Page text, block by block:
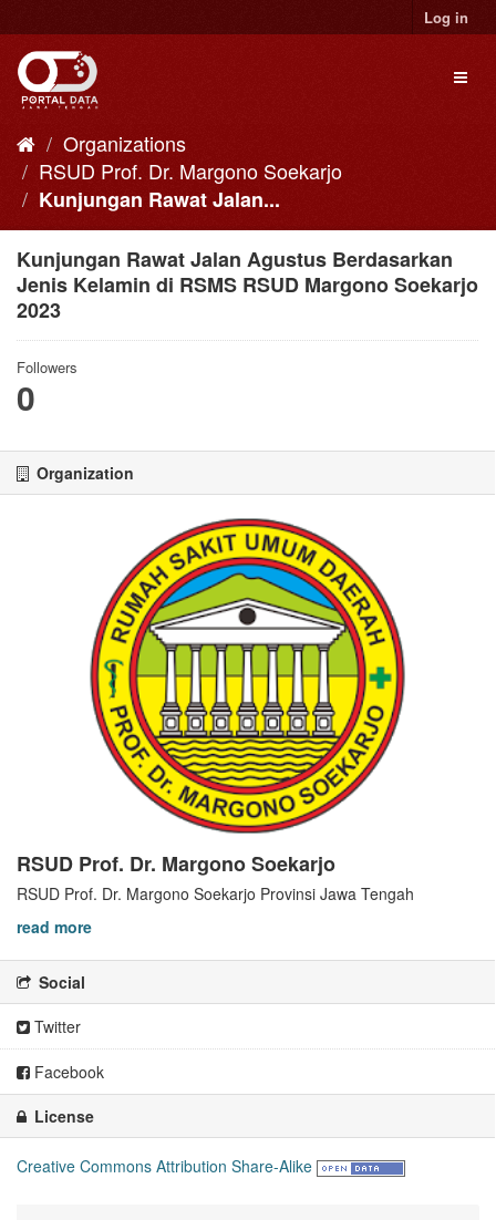
to
content
Log in
Organizations
RSUD Prof. Dr. Margono Soekarjo
Kunjungan Rawat Jalan...
Kunjungan Rawat Jalan Agustus Berdasarkan
Jenis Kelamin di RSMS RSUD Margono Soekarjo
2023
Followers
0
Organization
RSUD Prof. Dr. Margono Soekarjo
RSUD Prof. Dr. Margono Soekarjo Provinsi Jawa Tengah
read more
Social
Twitter
Facebook
License
Creative Commons Attribution Share-Alike